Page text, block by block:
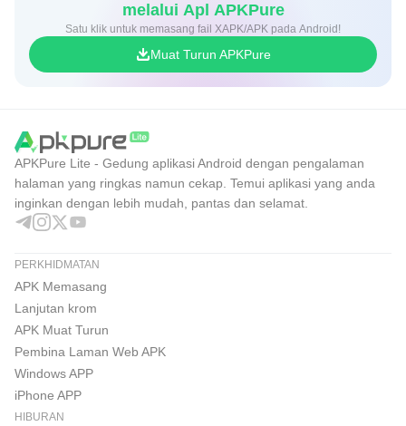
melalui Apl APKPure
Satu klik untuk memasang fail XAPK/APK pada Android!
Muat Turun APKPure
APKPure Lite - Gedung aplikasi Android dengan pengalaman
halaman yang ringkas namun cekap. Temui aplikasi yang anda
inginkan dengan lebih mudah, pantas dan selamat.
PERKHIDMATAN
APK Memasang
Lanjutan krom
APK Muat Turun
Pembina Laman Web APK
Windows APP
iPhone APP
HIBURAN